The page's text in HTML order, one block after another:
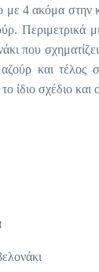
με 4 ακόμα στην
Περιμετρικά
που
και τέλος
ίδιο σχέδιο